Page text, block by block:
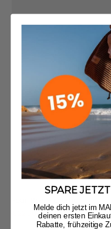
Angebot
€22,90Regulärer Preis
€25,00
SPARE
Melde dich jetzt im
deinen ersten
Rabatte, frühzeitige